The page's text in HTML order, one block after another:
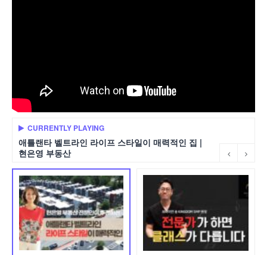
CURRENTLY PLAYING
애틀랜타 벨트라인 라이프 스타일이 매력적인 집 |
현은영 부동산